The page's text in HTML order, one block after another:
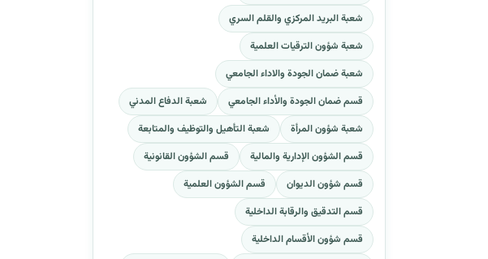
شعبة البريد المركزي والقلم السري
شعبة شؤون الترقيات العلمية
شعبة ضمان الجودة والاداء الجامعي
قسم ضمان الجودة والأداء الجامعي
شعبة الدفاع المدني
شعبة شؤون المرأة
شعبة التأهيل والتوظيف والمتابعة
قسم الشؤون الإدارية والمالية
قسم الشؤون القانونية
قسم شؤون الديوان
قسم الشؤون العلمية
قسم التدقيق والرقابة الداخلية
قسم شؤون الأقسام الداخلية